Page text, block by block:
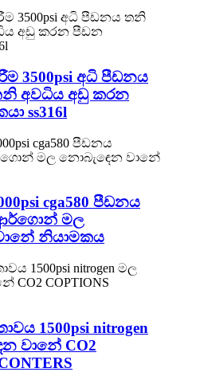
3500psi අධි පීඩනය
අවධිය අඩු කරන
ss316l
cga580 පීඩනය
මල
නියාමකය
1500psi nitrogen
වානේ CO2